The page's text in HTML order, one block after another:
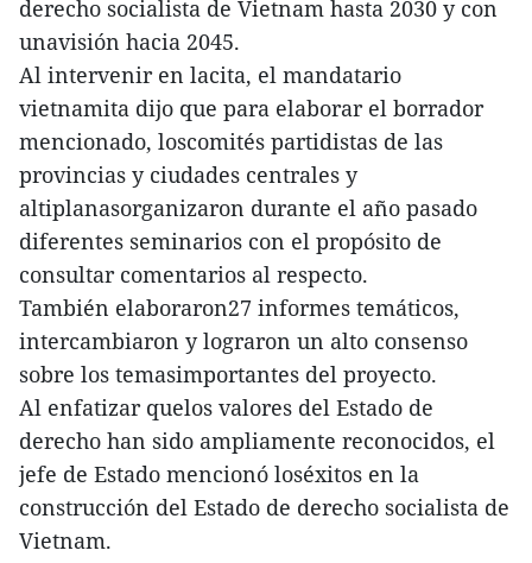
derecho socialista de Vietnam hasta 2030 y con
unavisión hacia 2045.
Al intervenir en lacita, el mandatario
vietnamita dijo que para elaborar el borrador
mencionado, loscomités partidistas de las
provincias y ciudades centrales y
altiplanasorganizaron durante el año pasado
diferentes seminarios con el propósito de
consultar comentarios al respecto.
También elaboraron27 informes temáticos,
intercambiaron y lograron un alto consenso
sobre los temasimportantes del proyecto.
Al enfatizar quelos valores del Estado de
derecho han sido ampliamente reconocidos, el
jefe de Estado mencionó loséxitos en la
construcción del Estado de derecho socialista de
Vietnam.